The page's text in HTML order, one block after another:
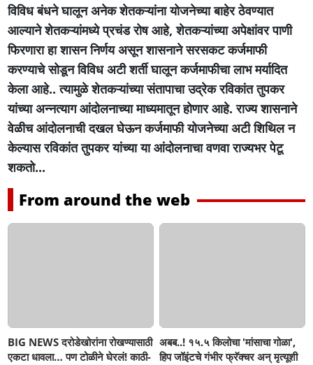
विविध बंधने घालून अनेक शेतकऱ्यांना योजनेच्या बाहेर ठेवण्यात
आल्याने शेतकऱ्यांमध्ये प्रचंड रोष आहे, शेतकऱ्यांच्या अपेक्षांवर पाणी
फिरणारा हा शासन निर्णय असून शासनाने सरसकट कर्जमाफी
करण्याचे सोडून विविध अटी शर्ती घालून कर्जमाफीचा लाभ मर्यादित
केला आहे.. त्यामुळे शेतकऱ्यांच्या संतापाचा उद्रेक रविकांत तुपकर
यांच्या अन्नत्याग आंदोलनाच्या माध्यमातून होणार आहे. राज्य शासनाने
वेळीच आंदोलनाची दखल घेऊन कर्जमाफी योजनेच्या अटी शिथिल न
केल्यास रविकांत तुपकर यांच्या या आंदोलनाचा वणवा राज्यभर पेटू
शकतो...
From around the web
BIG NEWS दरोडेखोरांना रोखण्यासाठी
एकटा धावला… पण टोळीने घेरलं! काठी-
अबब..! १५.५ किलोचा 'मांसाचा गोळा',
हिप जॉइंटचे गंभीर फ्रॅक्चर अन् मृत्यूशी